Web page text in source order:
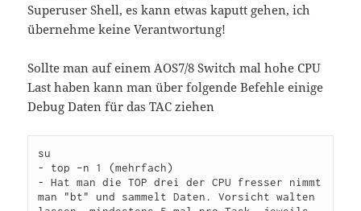
Superuser Shell, es kann etwas kaputt gehen, ich
übernehme keine Verantwortung!
Sollte man auf einem AOS7/8 Switch mal hohe CPU
Last haben kann man über folgende Befehle einige
Debug Daten für das TAC ziehen
su
- top –n 1 (mehrfach)
- Hat man die TOP drei der CPU fresser nimmt
man "bt" und sammelt Daten. Vorsicht walten